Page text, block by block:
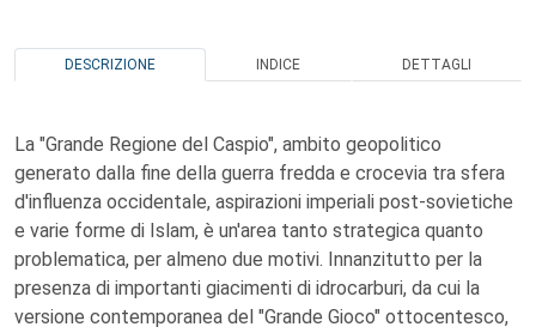
DESCRIZIONE INDICE DETTAGLI
La "Grande Regione del Caspio", ambito geopolitico
generato dalla fine della guerra fredda e crocevia tra sfera
d'influenza occidentale, aspirazioni imperiali post-sovietiche
e varie forme di Islam, è un'area tanto strategica quanto
problematica, per almeno due motivi. Innanzitutto per la
presenza di importanti giacimenti di idrocarburi, da cui la
versione contemporanea del "Grande Gioco" ottocentesco,